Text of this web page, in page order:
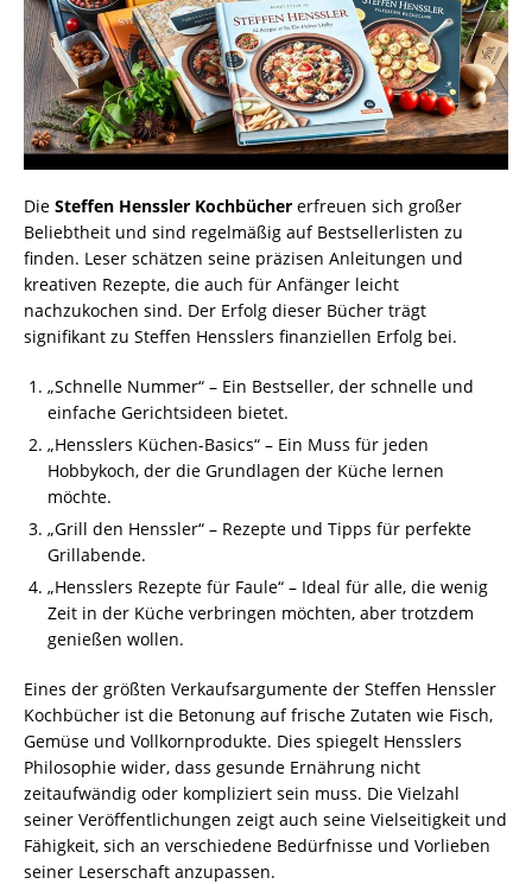
Die Steffen Henssler Kochbücher erfreuen sich großer
Beliebtheit und sind regelmäßig auf Bestsellerlisten zu
finden. Leser schätzen seine präzisen Anleitungen und
kreativen Rezepte, die auch für Anfänger leicht
nachzukochen sind. Der Erfolg dieser Bücher trägt
signifikant zu Steffen Hensslers finanziellen Erfolg bei.
„Schnelle Nummer“ – Ein Bestseller, der schnelle und
einfache Gerichtsideen bietet.
„Hensslers Küchen-Basics“ – Ein Muss für jeden
Hobbykoch, der die Grundlagen der Küche lernen
möchte.
„Grill den Henssler“ – Rezepte und Tipps für perfekte
Grillabende.
„Hensslers Rezepte für Faule“ – Ideal für alle, die wenig
Zeit in der Küche verbringen möchten, aber trotzdem
genießen wollen.
Eines der größten Verkaufsargumente der Steffen Henssler
Kochbücher ist die Betonung auf frische Zutaten wie Fisch,
Gemüse und Vollkornprodukte. Dies spiegelt Hensslers
Philosophie wider, dass gesunde Ernährung nicht
zeitaufwändig oder kompliziert sein muss. Die Vielzahl
seiner Veröffentlichungen zeigt auch seine Vielseitigkeit und
Fähigkeit, sich an verschiedene Bedürfnisse und Vorlieben
seiner Leserschaft anzupassen.